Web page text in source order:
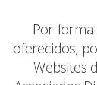
Por
oferecidos,
Websites